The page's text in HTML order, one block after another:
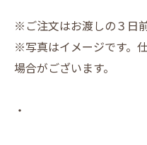
※ご注文はお渡しの３日
※写真はイメージです。
場合がございます。
・